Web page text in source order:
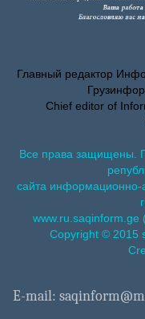
Главный редактор
Chief editor of
Все права защищены.
сайта информационно-
www.ru.saqinform.ge
Copyright © 2015
E-mail: